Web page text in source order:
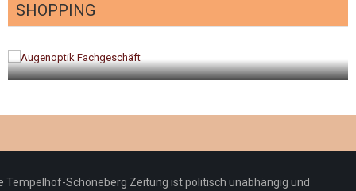
SHOPPING
Redaktion 23. Juli 2026
Tempelhof-Schöneberg Zeitung ist politisch unabhängig und